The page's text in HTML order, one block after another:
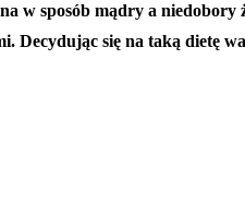
w sposób mądry a
Decydując się na taką dietę